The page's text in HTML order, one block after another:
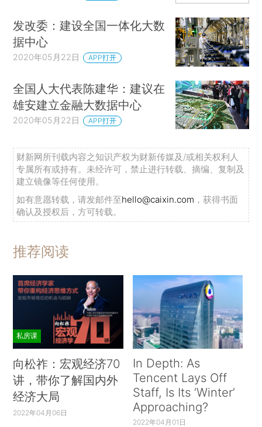
发改委：建设全国一体化大数
据中心
2020年05月22日 APP打开
全国人大代表陈建华：建议在
雄安建立金融大数据中心
2020年05月22日 APP打开
财新网所刊载内容之知识产权为财新传媒及/或相关权利人
专属所有或持有。未经许可，禁止进行转载、摘编、复制及
建立镜像等任何使用。
如有意愿转载，请发邮件至hello@caixin.com ，获得书面
确认及授权后，方可转载。
推荐阅读
私房课
向松祚：宏观经济70
讲，带你了解国内外
经济大局
2022年04月06日
In Depth: As
Tencent Lays Off
Staff, Is Its ‘Winter’
Approaching?
2022年04月01日